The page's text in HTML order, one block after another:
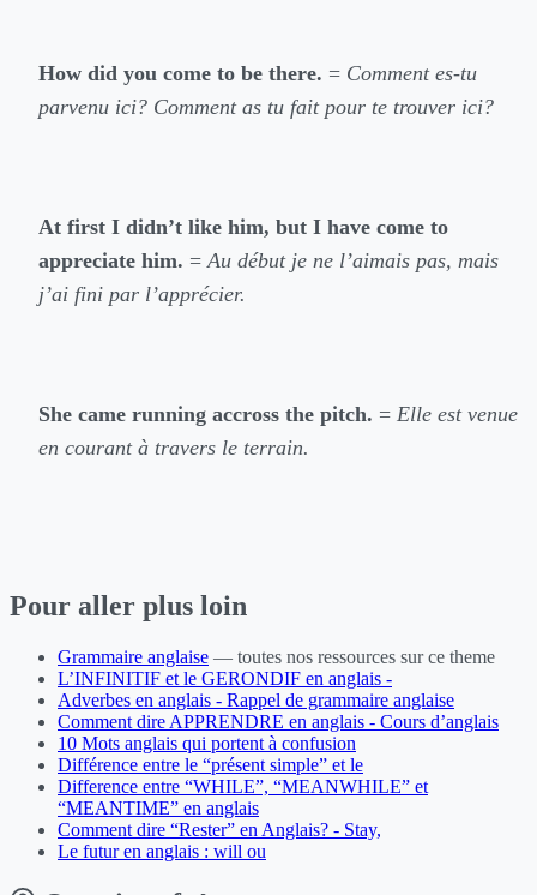
How did you come to be there. = Comment es-tu
parvenu ici? Comment as tu fait pour te trouver ici?
At first I didn’t like him, but I have come to
appreciate him. =Au début je ne l’aimais pas, mais
j’ai fini par l’apprécier.
She came running accross the pitch. = Elle est venue
en courant à travers le terrain.
Pour aller plus loin
Grammaire anglaise — toutes nos ressources sur ce theme
L’INFINITIF et le GERONDIF en anglais -
Adverbes en anglais - Rappel de grammaire anglaise
Comment dire APPRENDRE en anglais - Cours d’anglais
10 Mots anglais qui portent à confusion
Différence entre le “présent simple” et le
Difference entre “WHILE”, “MEANWHILE” et
“MEANTIME” en anglais
Comment dire “Rester” en Anglais? - Stay,
Le futur en anglais : will ou